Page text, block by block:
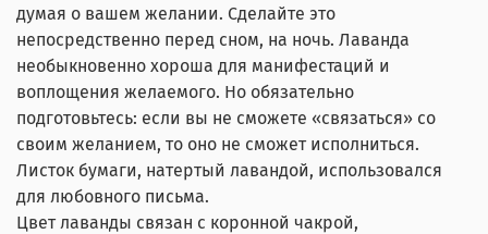
думая о вашем желании. Сделайте это
непосредственно перед сном, на ночь. Лаванда
необыкновенно хороша для манифестаций и
воплощения желаемого. Но обязательно
подготовьтесь: если вы не сможете «связаться» со
своим желанием, то оно не сможет исполниться.
Листок бумаги, натертый лавандой, использовался
для любовного письма.
Цвет лаванды связан с коронной чакрой,